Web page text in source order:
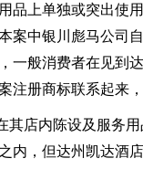
品上单独或突出使
案中银川彪马公司
一般消费者在见到
注册商标联系起来
其店内陈设及服务
内，但达州凯达酒